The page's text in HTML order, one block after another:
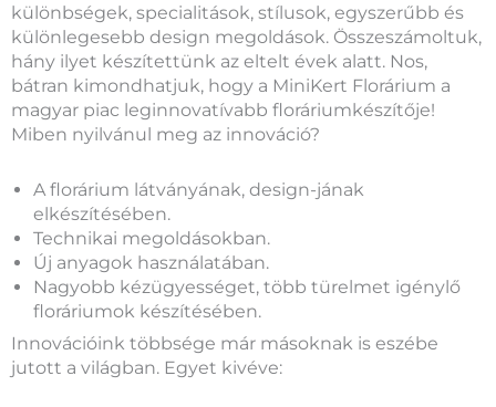
különbségek, specialitások, stílusok, egyszerűbb és
különlegesebb design megoldások. Összeszámoltuk,
hány ilyet készítettünk az eltelt évek alatt. Nos,
bátran kimondhatjuk, hogy a MiniKert Florárium a
magyar piac leginnovatívabb floráriumkészítője!
Miben nyilvánul meg az innováció?
A florárium látványának, design-jának
elkészítésében.
Technikai megoldásokban.
Új anyagok használatában.
Nagyobb kézügyességet, több türelmet igénylő
floráriumok készítésében.
Innovációink többsége már másoknak is eszébe
jutott a világban. Egyet kivéve: